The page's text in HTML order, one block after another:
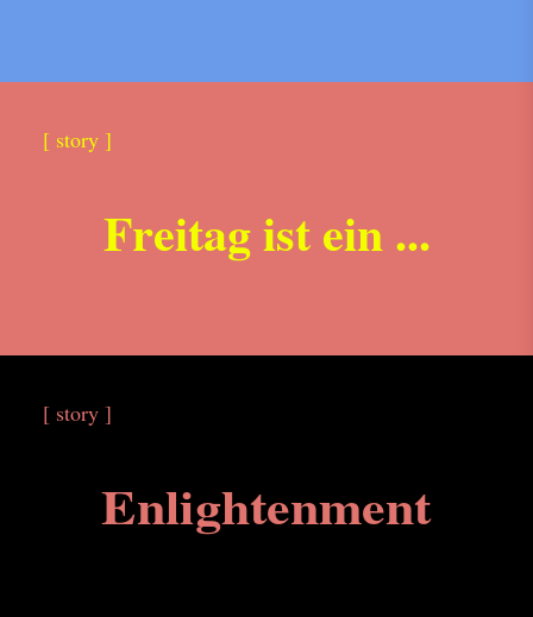
[ story ]
Freitag ist ein ...
[ story ]
Enlightenment